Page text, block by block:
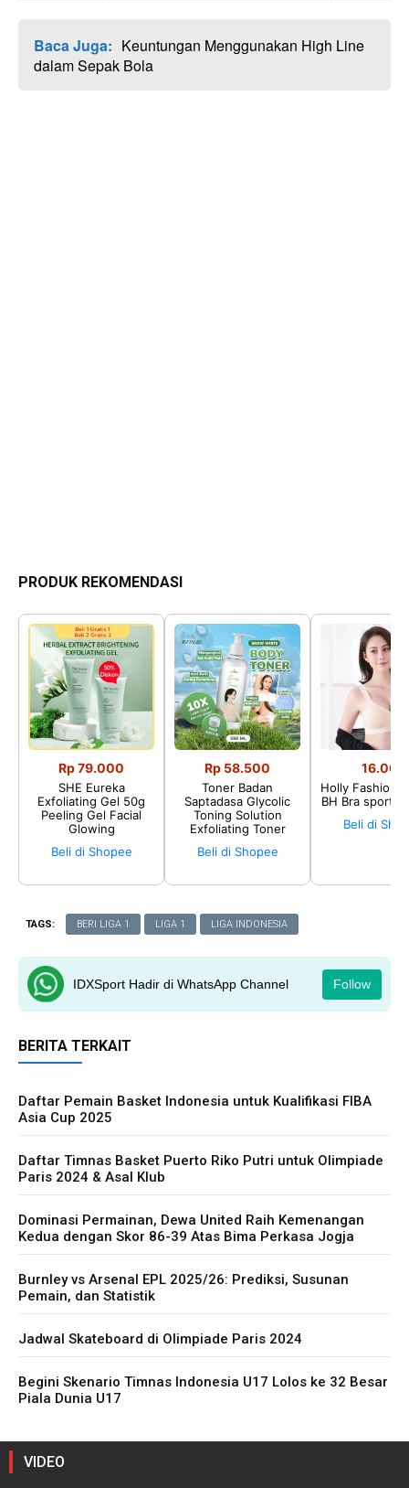
Baca Juga: Keuntungan Menggunakan High Line
dalam Sepak Bola
PRODUK REKOMENDASI
Rp 79.000
SHE Eureka
Exfoliating Gel 50g
Peeling Gel Facial
Glowing
Beli di Shopee
Rp 58.500
Toner Badan
Saptadasa Glycolic
Toning Solution
Exfoliating Toner
Beli di Shopee
16.002
Holly Fashion♛
BH Bra sport
Beli di
TAGS: BERI LIGA 1 LIGA 1 LIGA INDONESIA
IDXSport Hadir di WhatsApp Channel Follow
BERITA TERKAIT
Daftar Pemain Basket Indonesia untuk Kualifikasi FIBA
Asia Cup 2025
Daftar Timnas Basket Puerto Riko Putri untuk Olimpiade
Paris 2024 & Asal Klub
Dominasi Permainan, Dewa United Raih Kemenangan
Kedua dengan Skor 86-39 Atas Bima Perkasa Jogja
Burnley vs Arsenal EPL 2025/26: Prediksi, Susunan
Pemain, dan Statistik
Jadwal Skateboard di Olimpiade Paris 2024
Begini Skenario Timnas Indonesia U17 Lolos ke 32 Besar
Piala Dunia U17
VIDEO